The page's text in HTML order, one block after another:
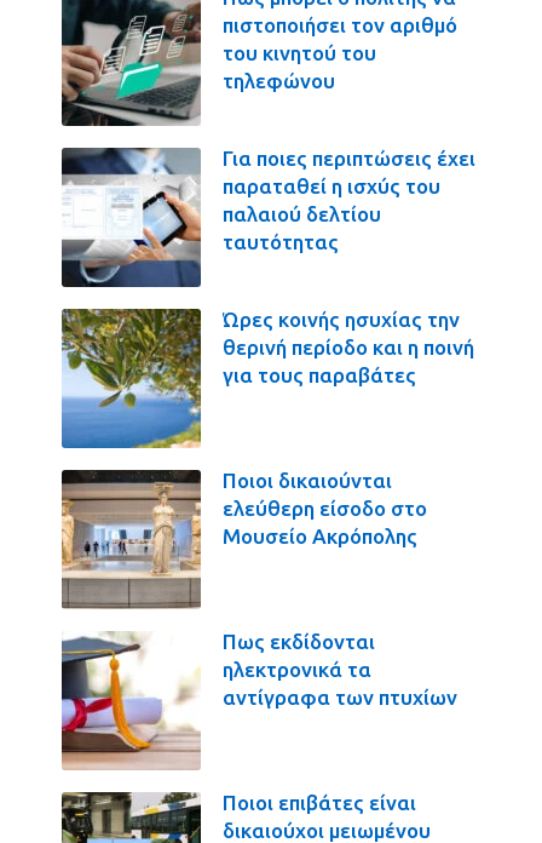
πιστοποιήσει τον αριθμό
του κινητού του
τηλεφώνου
Για ποιες περιπτώσεις έχει
παραταθεί η ισχύς του
παλαιού δελτίου
ταυτότητας
Ώρες κοινής ησυχίας την
θερινή περίοδο και η ποινή
για τους παραβάτες
Ποιοι δικαιούνται
ελεύθερη είσοδο στο
Μουσείο Ακρόπολης
Πως εκδίδονται
ηλεκτρονικά τα
αντίγραφα των πτυχίων
Ποιοι επιβάτες είναι
δικαιούχοι μειωμένου